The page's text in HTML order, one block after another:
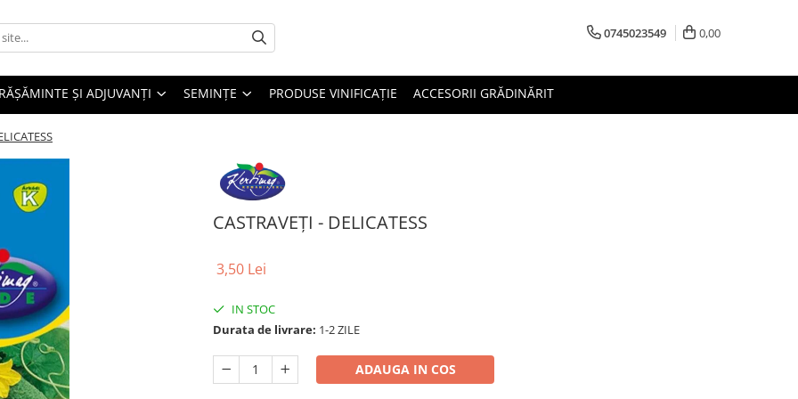
0745023549 0,00
ȘI ADJUVANȚI SEMINȚE PRODUSE VINIFICAȚIE ACCESORII GRĂDINĂRIT
CASTRAVEȚI - DELICATESS
3,50 Lei
IN STOC
Durata de livrare: 1-2 ZILE
ADAUGA IN COS